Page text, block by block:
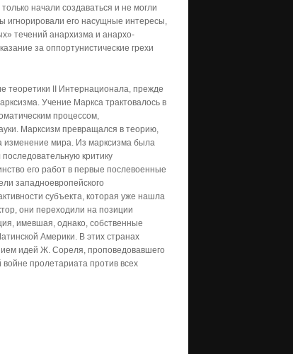
начали создаваться и не могли
игнорировали его насущные интересы,
течений анархизма и анархо-
за оппортунистические грехи
теоретики II Интернационала, прежде
Учение Маркса трактовалось в
процессом,
Марксизм превращался в теорию,
изменение мира. Из марксизма была
последовательную критику
его работ в первые послевоенные
западноевропейского
субъекта, которая уже нашла
они переходили на позиции
имевшая, однако, собственные
Америки. В этих странах
идей Ж. Сореля, проповедовавшего
пролетариата против всех